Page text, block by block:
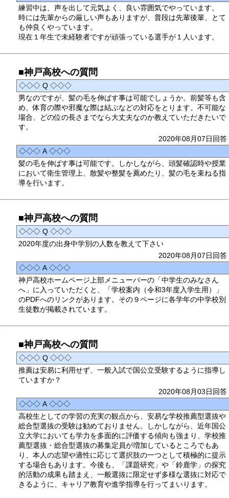
練習中は、声を出して元気よく、良い雰囲気でやっています。
時には先輩からの厳しい声もありますが、普段は先輩後輩、とて
も仲良くやっています。
現在１年生で未経験者ですが頑張っている選手が１人います。
■神戸高校への質問
◇◇◇ Q ◇◇◇
男なのですが、髪の毛を伸ばす事は可能でしょうか。前髪等も含
め、体育の際や邪魔な際は結ぶなどの対応をとります。不可能な
場合、どの位の長さまでなら大丈夫なのか教えていただきたいで
す。
2020年08月07日回答
◇◇◇ A ◇◇◇
髪の毛を伸ばす事は可能です。しかしながら、頭髪確認時や授業
において衛生管理上、散髪や整髪を薦めたり、髪の毛を束ねる指
導を行います。
■神戸高校への質問
◇◇◇ Q ◇◇◇
2020年度の出身中学別の人数を教えて下さい
2020年08月07日回答
◇◇◇ A ◇◇◇
神戸高校ホームページ上部メニューバーの「中学生のみなさん
へ」に入っていただくと、「学校案内（令和3年度入学生用）」
のPDFへのリンクがあります。その９ページに各学年の中学校別
生徒数が掲載されています。
■神戸高校への質問
◇◇◇ Q ◇◇◇
推薦は安易に利用せず、一般入試で国公立受験するように指導し
ていますか？
2020年08月03日回答
◇◇◇ A ◇◇◇
高校生としての学習の充実の観点から、安易な学校推薦型選抜や
総合型選抜の受験は勧めておりません。しかしながら、近年国公
立大学においても学力を多面的に評価する傾向も強まり、学校推
薦型選抜・総合型選抜の募集定員が増加しているところでもあ
り、本人の志望や適性に応じて選択肢の一つとして積極的に提示
する場合もあります。今後も、「課題研究」や「鈴鹿学」の探究
的活動の成果も踏まえ、一般選抜に限定せず多様な選抜に対応で
きるように、キャリア教育や進学指導を行ってまいります。